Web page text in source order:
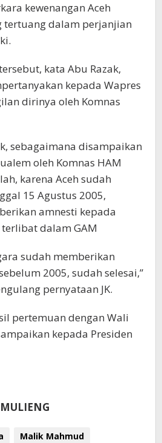
kewenangan Aceh
tertuang dalam perjanjian
kata Abu Razak,
kepada Wapres
dirinya oleh Komnas
sebagaimana disampaikan
oleh Komnas HAM
karena Aceh sudah
15 Agustus 2005,
amnesti kepada
dalam GAM
sudah memberikan
2005, sudah selesai,”
pernyataan JK.
pertemuan dengan Wali
kepada Presiden
Malik Mahmud